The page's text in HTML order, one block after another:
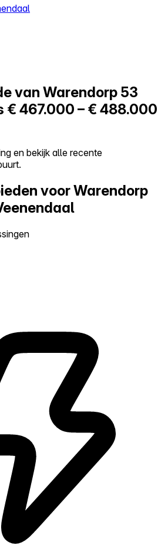
van Warendorp 53
€ 467.000 – € 488.000
en bekijk alle recente
voor Warendorp